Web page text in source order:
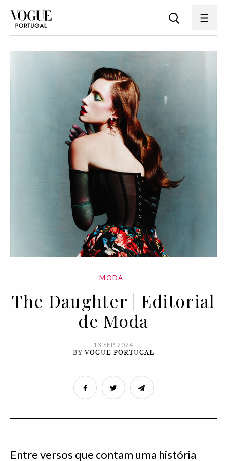
MODA
The Daughter | Editorial
de Moda
13 SEP 2024
BYVOGUE PORTUGAL
Entre versos que contam uma história